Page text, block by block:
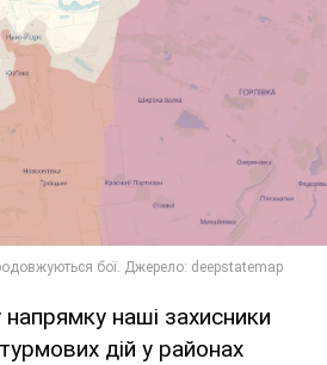
наші захисники
дій у районах